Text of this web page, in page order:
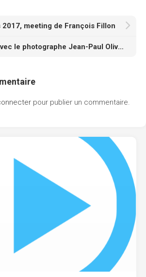
meeting de François Fillon
Rencontre avec le photographe Jean-Paul Olive à la salle Picabia
pour publier un commentaire.